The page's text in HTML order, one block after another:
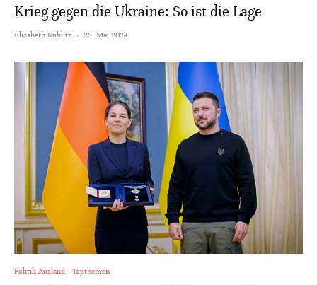
Krieg gegen die Ukraine: So ist die Lage
Elisabeth Koblitz · 22. Mai 2024
Politik Ausland Topthemen